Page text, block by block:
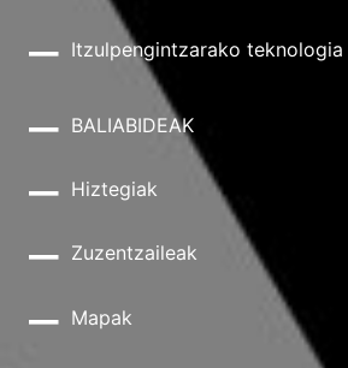
Itzulpengintzarako teknologia
BALIABIDEAK
Hiztegiak
Zuzentzaileak
Mapak